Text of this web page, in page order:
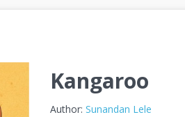
Kangaroo
Author: Sunandan Lele